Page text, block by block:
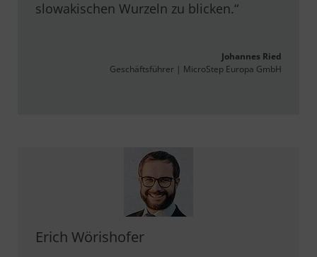
slowakischen Wurzeln zu blicken.“
Johannes Ried
Geschäftsführer | MicroStep Europa GmbH
Erich Wörishofer